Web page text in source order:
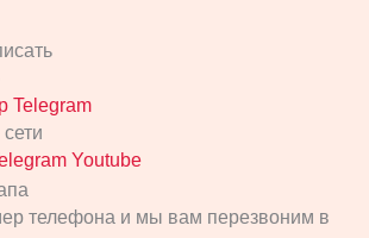
Telegram
Youtube
телефона и мы вам перезвоним в